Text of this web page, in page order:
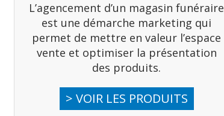
L’agencement d’un magasin funéraire
est une démarche marketing qui
permet de mettre en valeur l’espace
vente et optimiser la présentation
des produits.
> VOIR LES PRODUITS